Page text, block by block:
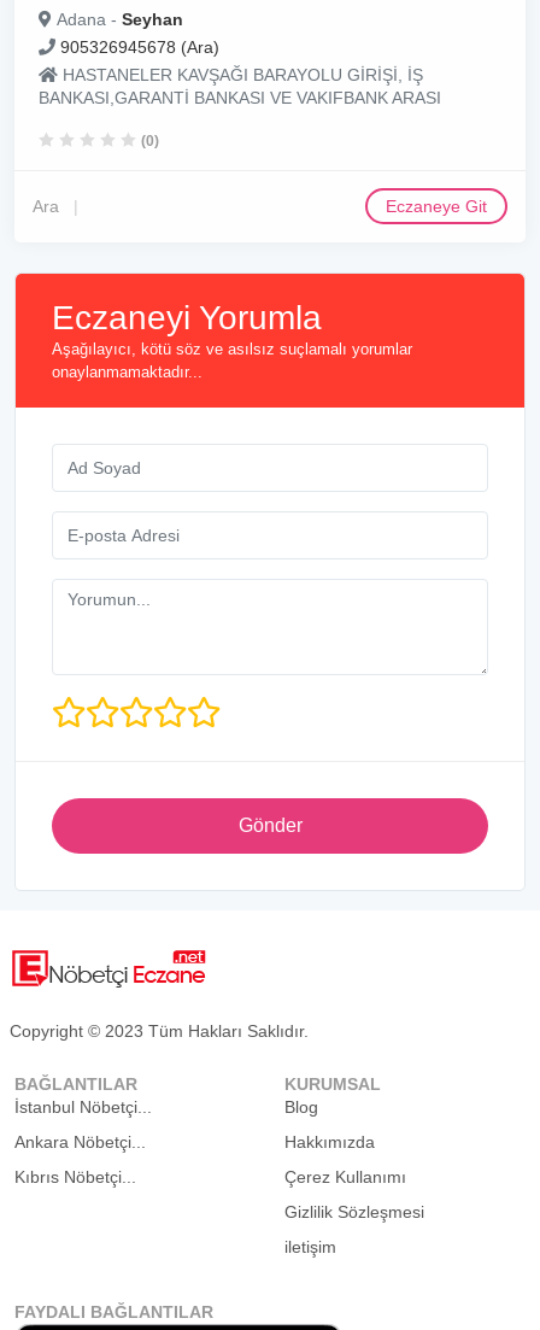
Adana - Seyhan
905326945678 (Ara)
HASTANELER KAVŞAĞI BARAYOLU GİRİŞİ, İŞ
BANKASI,GARANTİ BANKASI VE VAKIFBANK ARASI
(0)
Ara Eczaneye Git
Eczaneyi Yorumla
Aşağılayıcı, kötü söz ve asılsız suçlamalı yorumlar
onaylanmamaktadır...
Gönder
Copyright © 2023 Tüm Hakları Saklıdır.
BAĞLANTILAR
İstanbul Nöbetçi...
Ankara Nöbetçi...
Kıbrıs Nöbetçi...
KURUMSAL
Blog
Hakkımızda
Çerez Kullanımı
Gizlilik Sözleşmesi
iletişim
FAYDALI BAĞLANTILAR